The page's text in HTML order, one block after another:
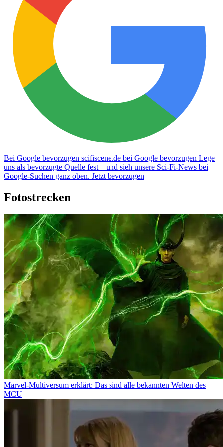
Bei Google bevorzugen scifiscene.de bei Google bevorzugen Lege
uns als bevorzugte Quelle fest – und sieh unsere Sci-Fi-News bei
Google-Suchen ganz oben. Jetzt bevorzugen
Fotostrecken
Marvel-Multiversum erklärt: Das sind alle bekannten Welten des
MCU